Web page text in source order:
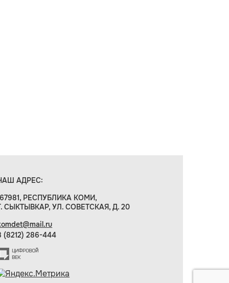
АДРЕС:
РЕСПУБЛИКА КОМИ,
СЫКТЫВКАР, УЛ. СОВЕТСКАЯ, Д. 20
(8212) 286-444